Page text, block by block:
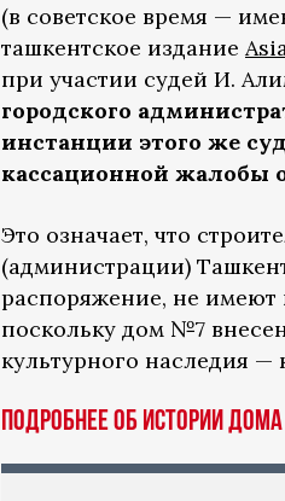
(в советское время —
ташкентское издание
при участии судей И.
городского
инстанции этого же
кассационной жалобы
Это означает, что
(администрации)
распоряжение, не имеют
поскольку дом №7
культурного наследия —
Подробнее об истории